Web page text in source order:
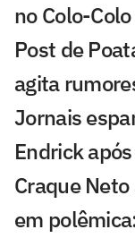
no Colo-
Post de
agita
Jornais
Endrick
Craque
em